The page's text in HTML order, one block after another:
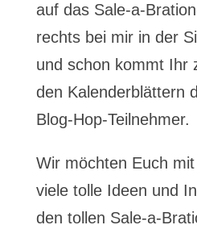
auf das Sale-a-
rechts bei mir in der
und schon kommt Ihr
den Kalenderblättern
Blog-Hop-Teilnehmer.
Wir möchten Euch
viele tolle Ideen und
den tollen Sale-a-